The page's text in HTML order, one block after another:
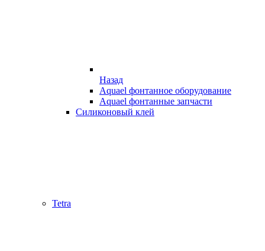
Назад
Aquael фонтанное оборудование
Aquael фонтанные запчасти
Силиконовый клей
Tetra